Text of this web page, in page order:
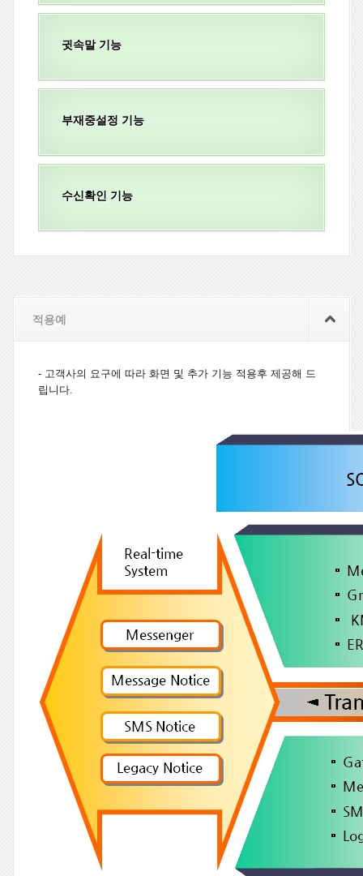
귓속말 기능
부재중설정 기능
수신확인 기능
적용예
- 고객사의 요구에 따라 화면 및 추가 기능 적용후 제공해 드
립니다.